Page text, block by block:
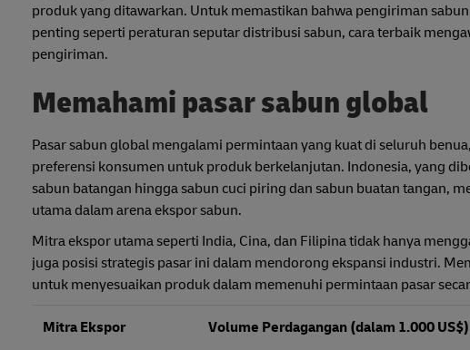
produk yang ditawarkan. Untuk memastikan bahwa pengiriman
penting seperti peraturan seputar distribusi sabun, cara terbaik
pengiriman.
Memahami pasar sabun global
Pasar sabun global mengalami permintaan yang kuat di seluruh
preferensi konsumen untuk produk berkelanjutan. Indonesia, yang
sabun batangan hingga sabun cuci piring dan sabun buatan tangan,
utama dalam arena ekspor sabun.
Mitra ekspor utama seperti India, Cina, dan Filipina tidak hanya
juga posisi strategis pasar ini dalam mendorong ekspansi industri.
untuk menyesuaikan produk dalam memenuhi permintaan pasar
Mitra Ekspor Volume Perdagangan (dalam 1.000 US$)